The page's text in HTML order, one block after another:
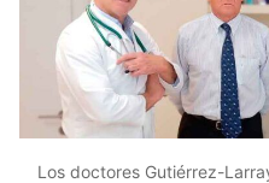
Los doctores Gutiérrez-